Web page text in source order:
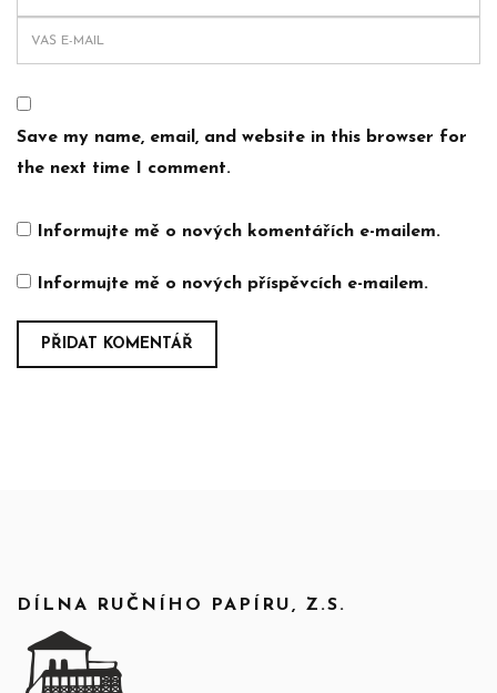
Save my name, email, and website in this browser for
the next time I comment.
Informujte mě o nových komentářích e-mailem.
Informujte mě o nových příspěvcích e-mailem.
DÍLNA RUČNÍHO PAPÍRU, Z.S.